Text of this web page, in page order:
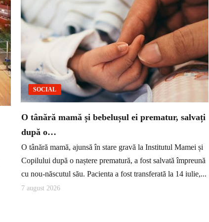
SOCIAL
O tânără mamă și bebelușul ei prematur, salvați
după o…
O tânără mamă, ajunsă în stare gravă la Institutul Mamei și
Copilului după o naștere prematură, a fost salvată împreună
cu nou-născutul său. Pacienta a fost transferată la 14 iulie,...
7 august 2026